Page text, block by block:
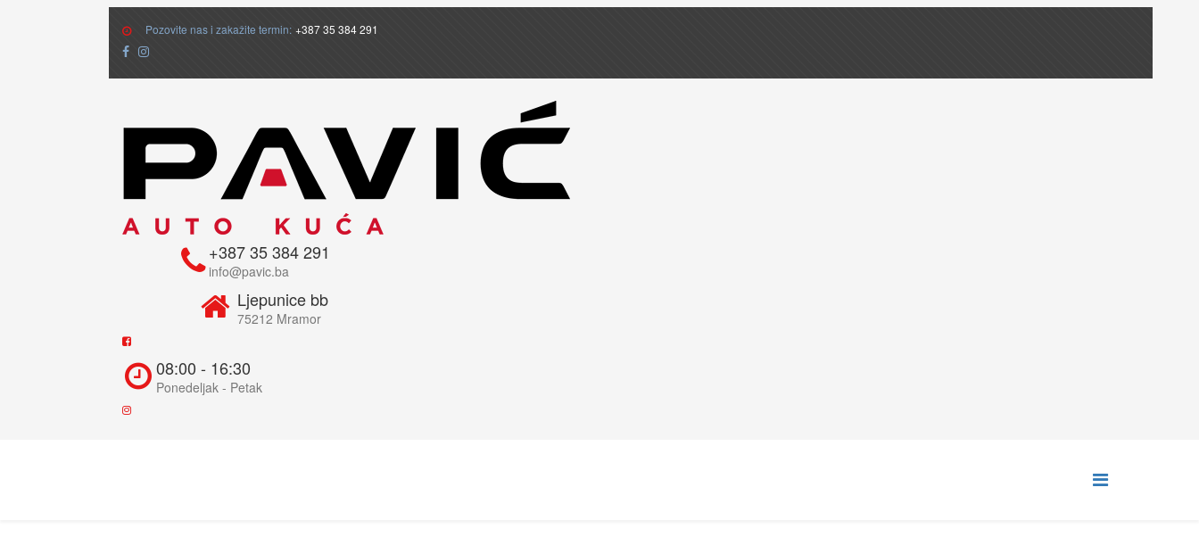
Pozovite nas i zakažite termin: +387 35 384 291
+387 35 384 291
info@pavic.ba
Ljepunice bb
75212 Mramor
08:00 - 16:30
Ponedeljak - Petak